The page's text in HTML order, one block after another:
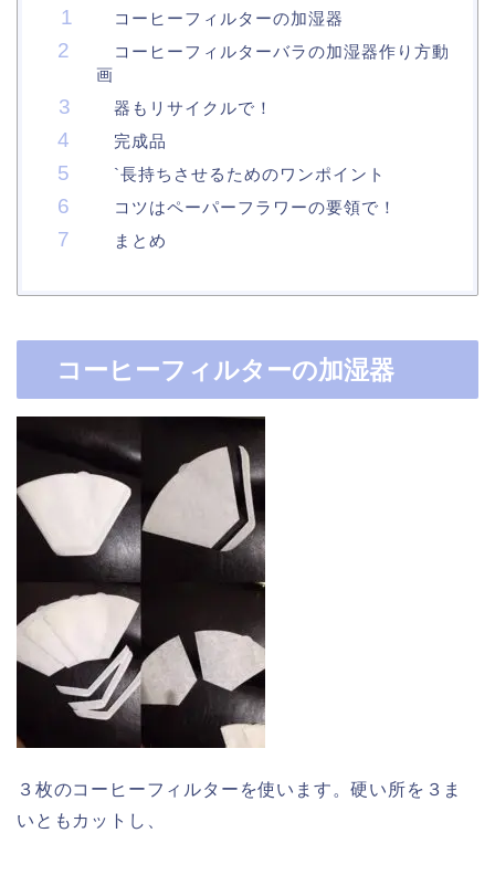
コーヒーフィルターの加湿器
コーヒーフィルターバラの加湿器作り方動
画
器もリサイクルで！
完成品
`長持ちさせるためのワンポイント
コツはペーパーフラワーの要領で！
まとめ
コーヒーフィルターの加湿器
３枚のコーヒーフィルターを使います。硬い所を３ま
いともカットし、